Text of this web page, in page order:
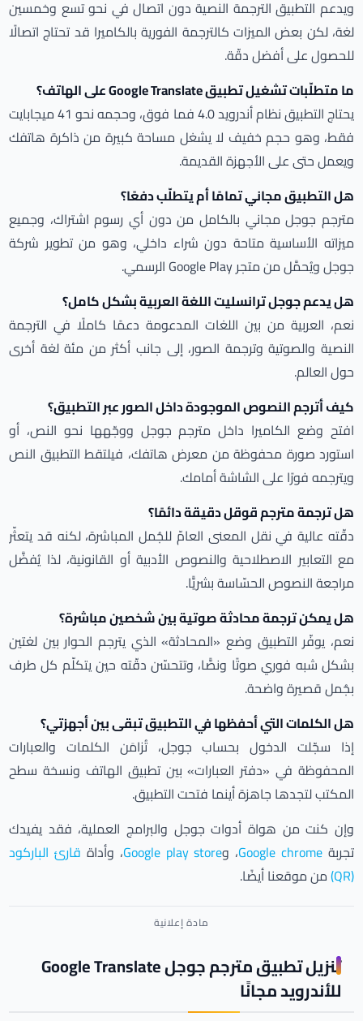
ويدعم التطبيق الترجمة النصية دون اتصال في نحو تسع وخمسين
لغة، لكن بعض الميزات كالترجمة الفورية بالكاميرا قد تحتاج اتصالًا
للحصول على أفضل دقّة.
ما متطلّبات تشغيل تطبيق Google Translate على الهاتف؟
يحتاج التطبيق نظام أندرويد 4.0 فما فوق، وحجمه نحو 41 ميجابايت
فقط، وهو حجم خفيف لا يشغل مساحة كبيرة من ذاكرة هاتفك
ويعمل حتى على الأجهزة القديمة.
هل التطبيق مجاني تمامًا أم يتطلّب دفعًا؟
مترجم جوجل مجاني بالكامل من دون أي رسوم اشتراك، وجميع
ميزاته الأساسية متاحة دون شراء داخلي، وهو من تطوير شركة
جوجل ويُحمَّل من متجر Google Play الرسمي.
هل يدعم جوجل ترانسليت اللغة العربية بشكل كامل؟
نعم، العربية من بين اللغات المدعومة دعمًا كاملًا في الترجمة
النصية والصوتية وترجمة الصور، إلى جانب أكثر من مئة لغة أخرى
حول العالم.
كيف أترجم النصوص الموجودة داخل الصور عبر التطبيق؟
افتح وضع الكاميرا داخل مترجم جوجل ووجّهها نحو النص، أو
استورد صورة محفوظة من معرض هاتفك، فيلتقط التطبيق النص
ويترجمه فورًا على الشاشة أمامك.
هل ترجمة مترجم قوقل دقيقة دائمًا؟
دقّته عالية في نقل المعنى العامّ للجُمل المباشرة، لكنه قد يتعثّر
مع التعابير الاصطلاحية والنصوص الأدبية أو القانونية، لذا يُفضَّل
مراجعة النصوص الحسّاسة بشريًّا.
هل يمكن ترجمة محادثة صوتية بين شخصين مباشرة؟
نعم، يوفّر التطبيق وضع «المحادثة» الذي يترجم الحوار بين لغتين
بشكل شبه فوري صوتًا ونصًّا، وتتحسّن دقّته حين يتكلّم كل طرف
بجُمل قصيرة واضحة.
هل الكلمات التي أحفظها في التطبيق تبقى بين أجهزتي؟
إذا سجّلت الدخول بحساب جوجل، تُزامَن الكلمات والعبارات
المحفوظة في «دفتر العبارات» بين تطبيق الهاتف ونسخة سطح
المكتب لتجدها جاهزة أينما فتحت التطبيق.
وإن كنت من هواة أدوات جوجل والبرامج العملية، فقد يفيدك
تجربة Google chrome، وGoogle play store، وأداة قارئ الباركود
(QR)
من موقعنا أيضًا.
تنزيل تطبيق مترجم جوجل Google Translate
للأندرويد مجانًا